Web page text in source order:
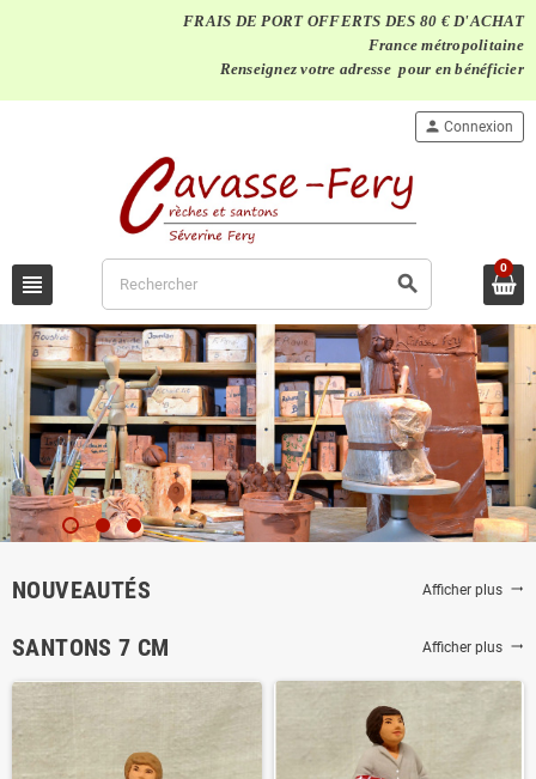
FRAIS DE PORT OFFERTS DES 80 € D'ACHAT
France métropolitaine
Renseignez votre adresse pour en bénéficier
view_headline search
person Connexion
0
NOUVEAUTÉS Afficher plus trending_flat
SANTONS 7 CM Afficher plus trending_flat